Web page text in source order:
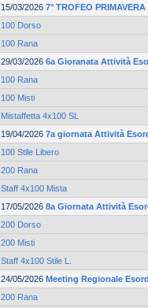
15/03/2026 7° TROFEO
100 Dorso
100 Rana
29/03/2026 6a Gioranata Attività
100 Rana
100 Misti
Mistaffetta 4x100 SL
19/04/2026 7a giornata Attività
100 Stile Libero
200 Rana
Staff 4x100 Mista
17/05/2026 8a Giornata Attività
200 Dorso
200 Misti
Staff 4x100 Stile L.
24/05/2026 Meeting Regionale
200 Rana